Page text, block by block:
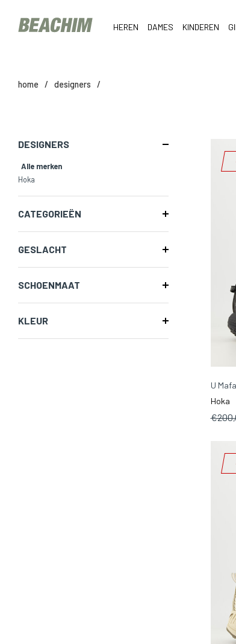
HEREN DAMES KINDEREN
home / designers /
DESIGNERS
Alle merken
Hoka
CATEGORIEËN
GESLACHT
SCHOENMAAT
KLEUR
U
Hoka